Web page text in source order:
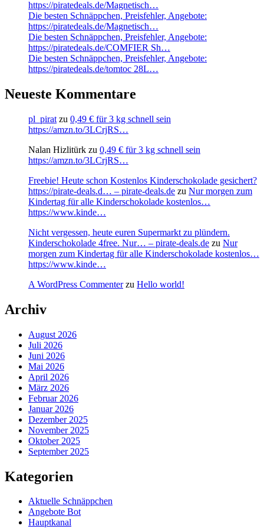
https://piratedeals.de/Magnetisch…
Die besten Schnäppchen, Preisfehler, Angebote:
https://piratedeals.de/Magnetisch…
Die besten Schnäppchen, Preisfehler, Angebote:
https://piratedeals.de/COMFIER Sh…
Die besten Schnäppchen, Preisfehler, Angebote:
https://piratedeals.de/tomtoc 28L…
Neueste Kommentare
pl_pirat zu 0,49 € für 3 kg schnell sein
https://amzn.to/3LCrjRS…
Nalan Hizlitürk zu 0,49 € für 3 kg schnell sein
https://amzn.to/3LCrjRS…
Freebie! Heute schon Kostenlos Kinderschokolade gesichert?
https://pirate-deals.d… – pirate-deals.de zu Nur morgen zum
Kindertag für alle Kinderschokolade kostenlos…
https://www.kinde…
Nicht vergessen, heute euren Supermarkt zu plündern.
Kinderschokolade 4free. Nur… – pirate-deals.de zu Nur
morgen zum Kindertag für alle Kinderschokolade kostenlos…
https://www.kinde…
A WordPress Commenterzu Hello world!
Archiv
August 2026
Juli 2026
Juni 2026
Mai 2026
April 2026
März 2026
Februar 2026
Januar 2026
Dezember 2025
November 2025
Oktober 2025
September 2025
Kategorien
Aktuelle Schnäppchen
Angebote Bot
Hauptkanal